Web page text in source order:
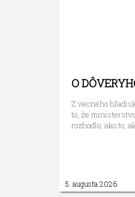
O
Z vecného
to, že
rozhodlo, ako to,
5. augusta 2026